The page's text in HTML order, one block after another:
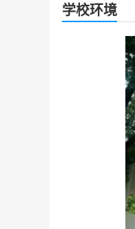
学校环境